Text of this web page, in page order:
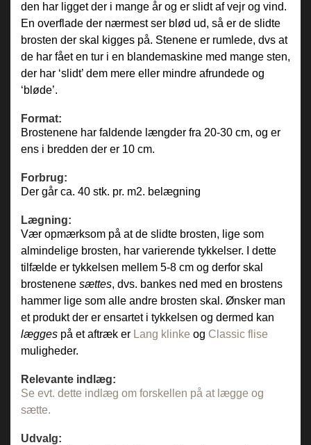
den har ligget der i mange år og er slidt af vejr og vind.
En overflade der nærmest ser blød ud, så er de slidte
brosten der skal kigges på. Stenene er rumlede, dvs at
de har fået en tur i en blandemaskine med mange sten,
der har ‘slidt’ dem mere eller mindre afrundede og
‘bløde’.
Format:
Brostenene har faldende længder fra 20-30 cm, og er
ens i bredden der er 10 cm.
Forbrug:
Der går ca. 40 stk. pr. m2. belægning
Lægning:
Vær opmærksom på at de slidte brosten, lige som
almindelige brosten, har varierende tykkelser. I dette
tilfælde er tykkelsen mellem 5-8 cm og derfor skal
brostenene sættes, dvs. bankes ned med en brostens
hammer lige som alle andre brosten skal. Ønsker man
et produkt der er ensartet i tykkelsen og dermed kan
lægges på et aftræk er Lang klinke og Classic flise
muligheder.
Relevante indlæg:
Se evt. dette indlæg om forskellen på at lægge og
sætte.
Udvalg: